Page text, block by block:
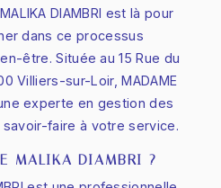
DIAMBRI est là pour
dans ce processus
être. Située au 15 Rue du
Villiers-sur-Loir, MADAME
experte en gestion des
faire à votre service.
MALIKA DIAMBRI ?